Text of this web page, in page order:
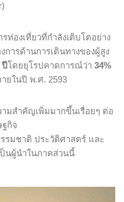
รท่องเที่ยวที่กำลังเติบโตอย่าง
การด้านการเดินทางของผู้สูง
ปีโดยยุโรปคาดการณ์ว่า 34%
ยในปี พ.ศ. 2593
ามสำคัญเพิ่มมากขึ้นเรื่อยๆ ต่อ
ฐกิจ
รมชาติ ประวัติศาสตร์ และ
นผู้นำในภาคส่วนนี้